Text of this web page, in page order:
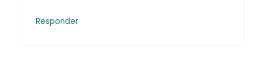
Responder